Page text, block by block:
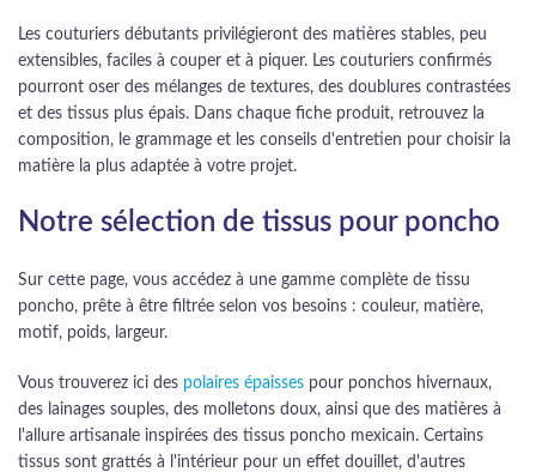
Les couturiers débutants privilégieront des matières stables, peu
extensibles, faciles à couper et à piquer. Les couturiers confirmés
pourront oser des mélanges de textures, des doublures contrastées
et des tissus plus épais. Dans chaque fiche produit, retrouvez la
composition, le grammage et les conseils d'entretien pour choisir la
matière la plus adaptée à votre projet.
Notre sélection de tissus pour poncho
Sur cette page, vous accédez à une gamme complète de tissu
poncho, prête à être filtrée selon vos besoins : couleur, matière,
motif, poids, largeur.
Vous trouverez ici des polaires épaisses pour ponchos hivernaux,
des lainages souples, des molletons doux, ainsi que des matières à
l'allure artisanale inspirées des tissus poncho mexicain. Certains
tissus sont grattés à l'intérieur pour un effet douillet, d'autres